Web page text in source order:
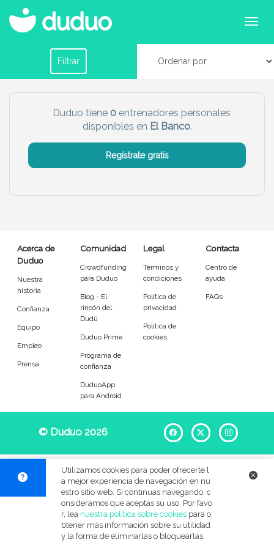
Entrenadores personales en El Banco
Filtrar
Filtrar por horario
Chico Chica
Más servicio del dudú
Limpieza Manitas
Entrenador Asistente
Tipo de atención
Yoga
Tenis
Pilates
Idiomas del dudú
Cerrar Filtrar
Duduo tiene 0 entrenadores personales
disponibles en El Banco.
Regístrate gratis
Acerca de
Duduo
Nuestra
historia
Confianza
Equipo
Empleo
Prensa
Comunidad
Crowdfunding
para Duduo
Blog - El
rincón del
Dudú
Duduo Prime
Programa de
confianza
DuduoApp
para Android
Legal
Términos y
condiciones
Política de
privacidad
Política de
cookies
Contacta
Centro de
ayuda
FAQs
© Duduo 2026 Facebook
X
Utilizamos cookies para poder ofrecerte l
a mejor experiencia de navegación en nu
estro sitio web. Si continuas navegando, c
onsideramos que aceptas su uso. Por favo
r, lea nuestra política sobre cookiespara o
btener más información sobre su utilidad
y la forma de eliminarlas o bloquearlas.